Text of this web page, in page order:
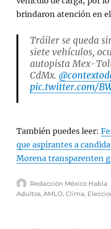
brindaron atención en
Tráiler se queda
siete vehículos,
autopista Mex-
CdMx.
pic.twitter.com/
(@angelito190273)
También puedes leer:
que aspirantes a
Morena transparenten
A
u
Redacción México Habla
Adultos,AMLO,Clima,